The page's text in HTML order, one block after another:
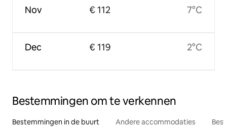
Nov
Dec
€ 112
€ 119
7°C
2°C
Bestemmingen om te verkennen
Bestemmingen in de buurt Andere accommodaties